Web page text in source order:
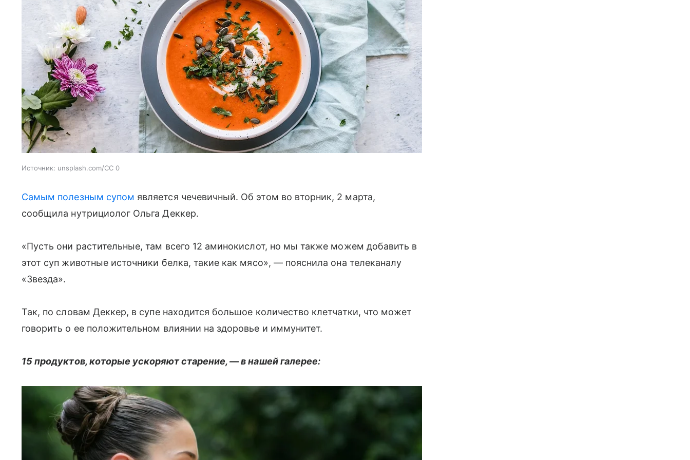
Источник: unsplash.com/CC 0
Самым полезным супом является чечевичный. Об этом во вторник, 2 марта,
сообщила нутрициолог Ольга Деккер.
«Пусть они растительные, там всего 12 аминокислот, но мы также можем добавить в
этот суп животные источники белка, такие как мясо», — пояснила она телеканалу
«Звезда».
Так, по словам Деккер, в супе находится большое количество клетчатки, что может
говорить о ее положительном влиянии на здоровье и иммунитет.
15 продуктов, которые ускоряют старение, — в нашей галерее: